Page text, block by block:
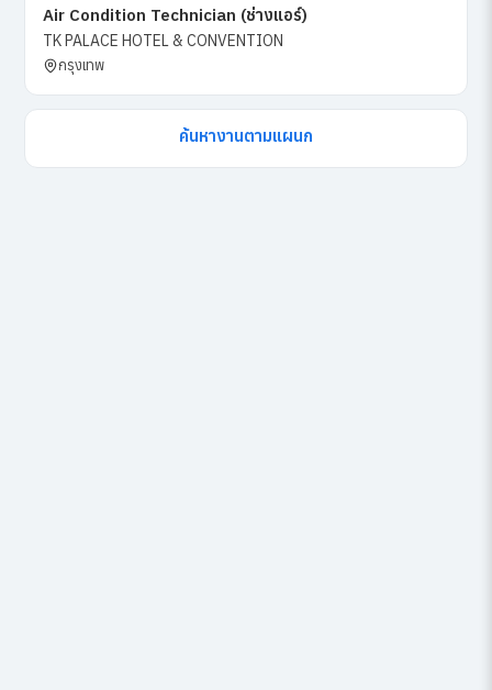
Air Condition Technician (ช่างแอร์)
TK PALACE HOTEL & CONVENTION
กรุงเทพ
ค้นหางานตามแผนก